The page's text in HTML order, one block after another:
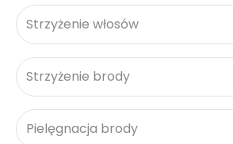
Strzyżenie włosów
Strzyżenie brody
Pielęgnacja brody